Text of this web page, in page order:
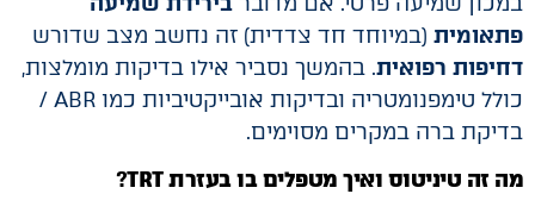
פתאומית (במיוחד חד צדדית) זה נחשב מצב שדורש
דחיפות רפואית. בהמשך נסביר אילו בדיקות מומלצות,
כולל טימפנומטריה ובדיקות אובייקטיביות כמו ABR /
בדיקת ברה במקרים מסוימים.
מה זה טיניטוס ואיך מטפלים בו בעזרת TRT
?